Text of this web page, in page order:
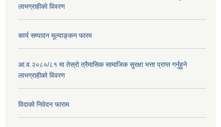
लाभग्राहीको विवरण
कार्य सम्पादन मूल्याङ्कन फारम
आ.व.२०८०/८१ मा तेस्रो त्रैमासिक सामाजिक सुरक्षा भत्ता प्राप्त गर्नुहुने
लाभग्राहीको विवरण
विदाको निवेदन फाराम